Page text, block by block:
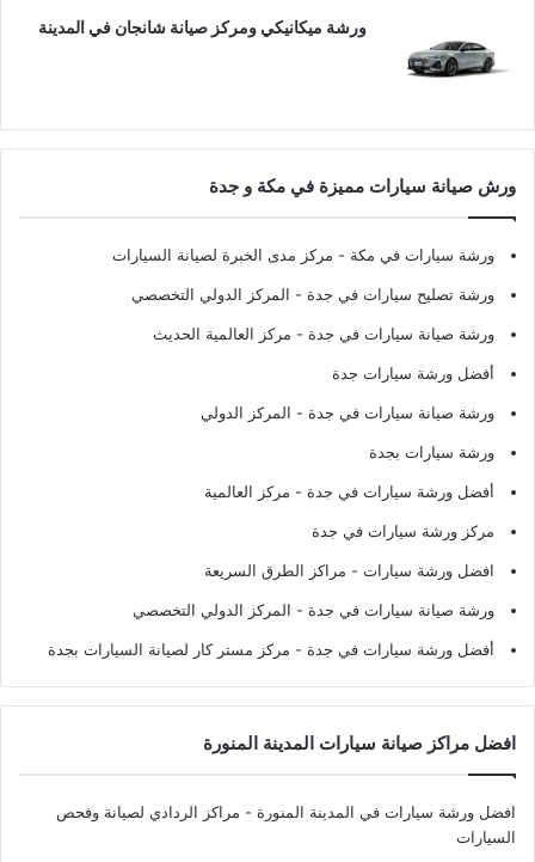
ورشة ميكانيكي ومركز صيانة شانجان في المدينة
ورش صيانة سيارات مميزة في مكة و جدة
ورشة سيارات في مكة - مركز مدى الخبرة لصيانة السيارات
ورشة تصليح سيارات في جدة - المركز الدولي التخصصي
ورشة صيانة سيارات في جدة - مركز العالمية الحديث
أفضل ورشة سيارات جدة
ورشة صيانة سيارات في جدة - المركز الدولي
ورشة سيارات بجدة
أفضل ورشة سيارات في جدة - مركز العالمية
مركز ورشة سيارات في جدة
افضل ورشة سيارات - مراكز الطرق السريعة
ورشة صيانة سيارات في جدة - المركز الدولي التخصصي
أفضل ورشة سيارات في جدة - مركز مستر كار لصيانة السيارات بجدة
افضل مراكز صيانة سيارات المدينة المنورة
افضل ورشة سيارات في المدينة المنورة - مراكز الردادي لصيانة وفحص
السيارات